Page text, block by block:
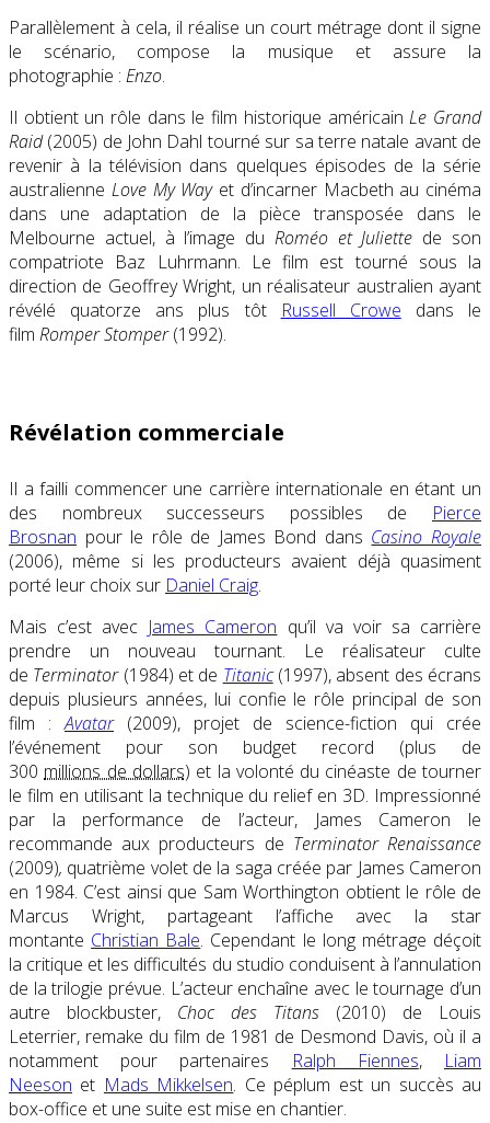
Parallèlement à cela, il réalise un court métrage dont il signe
le scénario, compose la musique et assure la
photographie : Enzo.
Il obtient un rôle dans le film historique américainLe Grand
Raid(2005) de John Dahl tourné sur sa terre natale avant de
revenir à la télévision dans quelques épisodes de la série
australienne Love My Wayet d’incarner Macbeth au cinéma
dans une adaptation de la pièce transposée dans le
Melbourne actuel, à l’image du Roméo et Juliette de son
compatriote Baz Luhrmann. Le film est tourné sous la
direction de Geoffrey Wright, un réalisateur australien ayant
révélé quatorze ans plus tôt
Russell Crowe dans le
film Romper Stomper(1992).
Révélation commerciale
Il a failli commencer une carrière internationale en étant un
des nombreux successeurs possibles de Pierce
Brosnan pour le rôle de James Bond dans Casino Royale
(2006), même si les producteurs avaient déjà quasiment
porté leur choix sur Daniel Craig.
Mais c’est avec James Cameron qu’il va voir sa carrière
prendre un nouveau tournant. Le réalisateur culte
de Terminator(1984) et de Titanic(1997), absent des écrans
depuis plusieurs années, lui confie le rôle principal de son
film :Avatar(2009), projet de science-fiction qui crée
l’événement pour son budget record (plus de
300 millions de dollars) et la volonté du cinéaste de tourner
le film en utilisant la technique du relief en 3D. Impressionné
par la performance de l’acteur, James Cameron le
recommande aux producteurs de Terminator Renaissance
(2009), quatrième volet de la saga créée par James Cameron
en 1984. C’est ainsi que Sam Worthington obtient le rôle de
Marcus Wright, partageant l’affiche avec la star
montante Christian Bale. Cependant le long métrage déçoit
la critique et les difficultés du studio conduisent à l’annulation
de la trilogie prévue. L’acteur enchaîne avec le tournage d’un
autre blockbuster, Choc des Titans (2010) de Louis
Leterrier, remake du film de 1981 de Desmond Davis, où il a
notamment pour partenaires
Ralph Fiennes, Liam
Neeson et Mads Mikkelsen. Ce péplum est un succès au
box-office et une suite est mise en chantier.